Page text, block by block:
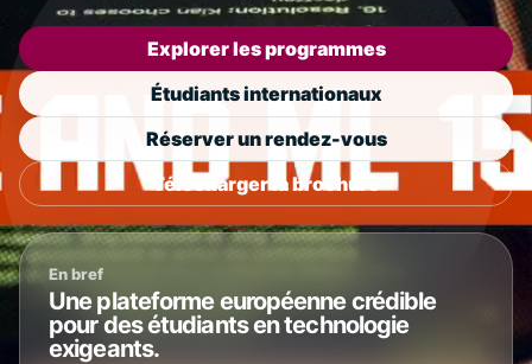
Explorer les programmes
Étudiants internationaux
Réserver un rendez-vous
Télécharger la brochure
En bref
Une plateforme européenne crédible
pour des étudiants en technologie
exigeants.